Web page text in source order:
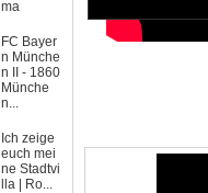
ma
FC Bayer
n Münche
n II - 1860
Münche
n...
Ich zeige
euch mei
ne Stadtvi
lla | Ro...